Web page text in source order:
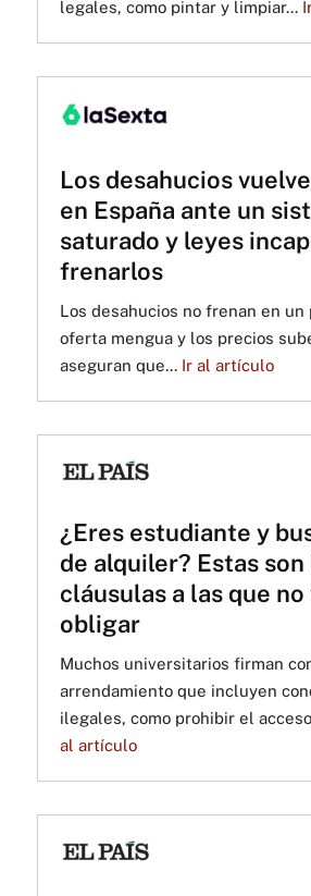
legales, como pintar y limpiar...
Los desahucios
en España ante un
saturado y leyes
frenarlos
Los desahucios no frenan en un
oferta mengua y los precios
aseguran que... Ir al artículo
¿Eres estudiante y
de alquiler? Estas son
cláusulas a las que
obligar
Muchos universitarios firman
arrendamiento que incluyen
ilegales, como prohibir el
al artículo